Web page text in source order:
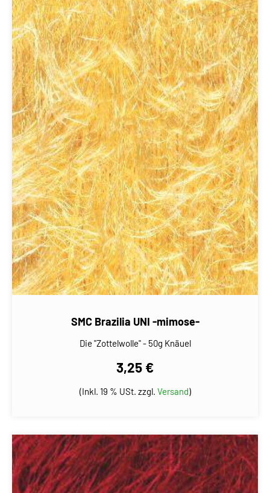
SMC Brazilia UNI -mimose-
Die "Zottelwolle" - 50g Knäuel
3,25 €
(Inkl. 19 % USt. zzgl. Versand)